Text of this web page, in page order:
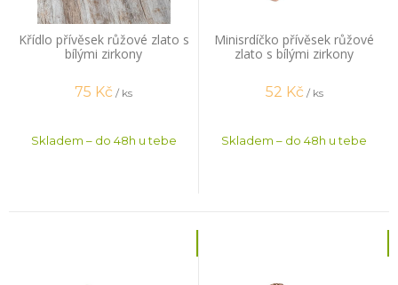
Křídlo přívěsek růžové zlato s
bílými zirkony
75 Kč / ks
Skladem – do 48h u tebe
Minisrdíčko přívěsek růžové
zlato s bílými zirkony
52 Kč / ks
Skladem – do 48h u tebe